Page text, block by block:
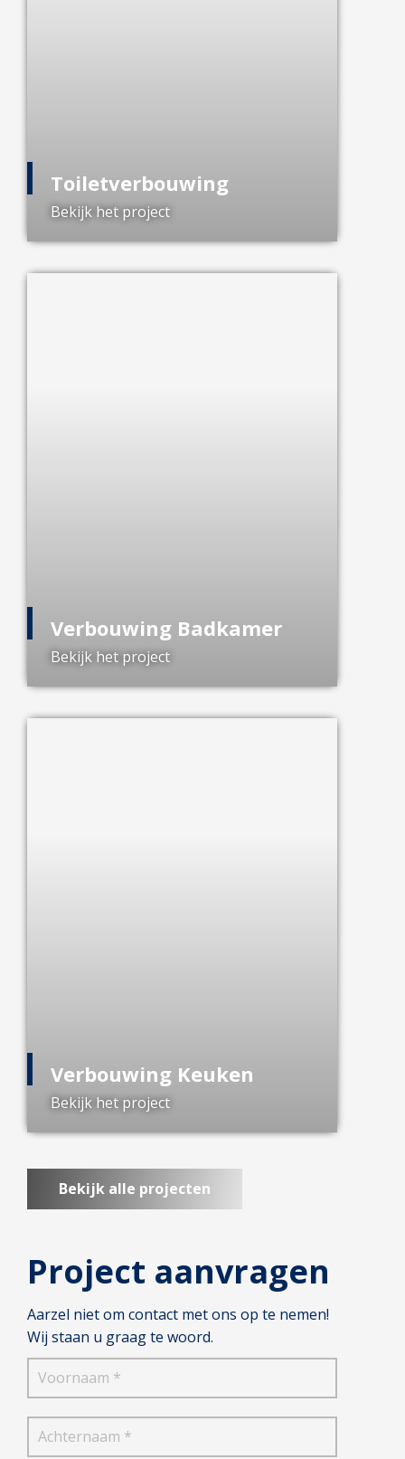
Project aanvragen
Aarzel niet om contact met ons op te nemen!
Wij staan u graag te woord.
Toiletverbouwing
Bekijk het project
Verbouwing Badkamer
Bekijk het project
Verbouwing Keuken
Bekijk het project
Bekijk alle projecten